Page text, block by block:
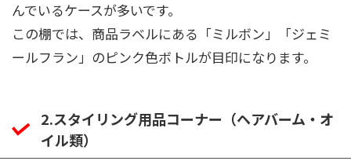
んでいるケースが多いです。
この棚では、商品ラベルにある「ミルボン」「ジェミ
ールフラン」のピンク色ボトルが目印になります。
2.スタイリング用品コーナー（ヘアバーム・オ
イル類）